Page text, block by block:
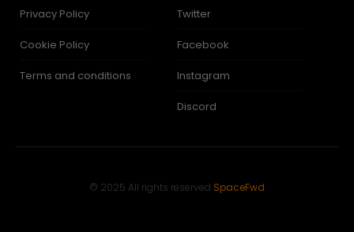
Privacy Policy
Cookie Policy
Terms and conditions
Twitter
Facebook
Instagram
Discord
© 2025 All rights reserved SpaceFwd